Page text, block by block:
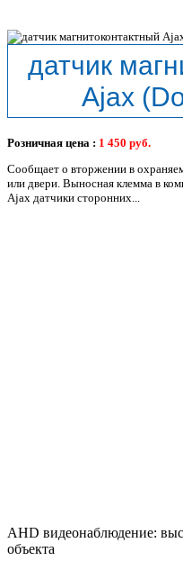
датчик
Ajax
Розничная цена : 1 450 руб.
Сообщает о вторжении в
или двери. Выносная клемма в
Ajax датчики сторонних...
AHD видеонаблюдение:
объекта